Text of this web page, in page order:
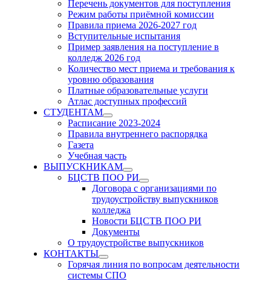
Перечень документов для поступления
Режим работы приёмной комиссии
Правила приема 2026-2027 год
Вступительные испытания
Пример заявления на поступление в
колледж 2026 год
Количество мест приема и требования к
уровню образования
Платные образовательные услуги
Атлас доступных профессий
СТУДЕНТАМ
Show
sub
menu
Расписание 2023-2024
Правила внутреннего распорядка
Газета
Учебная часть
ВЫПУСКНИКАМ
Show
sub
menu
БЦСТВ ПОО РИ
Show
sub
menu
Договора с организациями по
трудоустройству выпускников
колледжа
Новости БЦСТВ ПОО РИ
Документы
О трудоустройстве выпускников
КОНТАКТЫ
Show
sub
menu
Горячая линия по вопросам деятельности
системы СПО